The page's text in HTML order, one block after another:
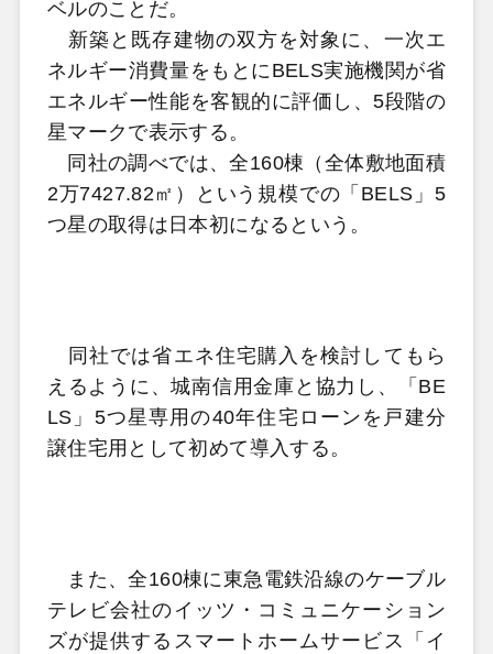
ベルのことだ。
新築と既存建物の双方を対象に、一次エ
ネルギー消費量をもとにBELS実施機関が省
エネルギー性能を客観的に評価し、5段階の
星マークで表示する。
同社の調べでは、全160棟（全体敷地面積
2万7427.82㎡）という規模での「BELS」5
つ星の取得は日本初になるという。
同社では省エネ住宅購入を検討してもら
えるように、城南信用金庫と協力し、「BE
LS」5つ星専用の40年住宅ローンを戸建分
譲住宅用として初めて導入する。
また、全160棟に東急電鉄沿線のケーブル
テレビ会社のイッツ・コミュニケーション
ズが提供するスマートホームサービス「イ